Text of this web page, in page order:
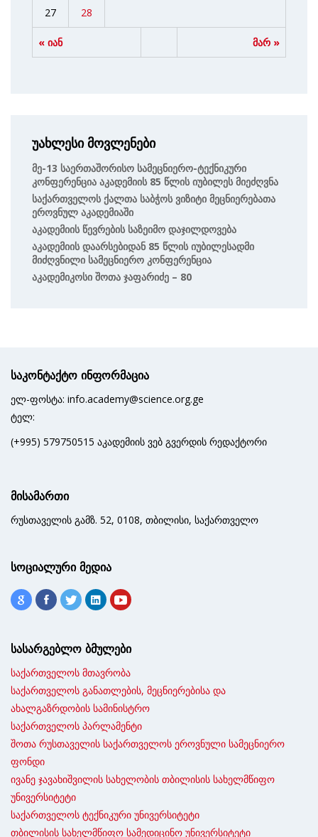
« იან მარ »
27 28
უახლესი მოვლენები
Მე-13 Საერთაშორისო Სამეცნიერო-Ტექნიკური
Კონფერენცია Აკადემიის 85 Წლის Იუბილეს Მიეძღვნა
Საქართველოს Ქალთა Საბჭოს Ვიზიტი Მეცნიერებათა
Ეროვნულ Აკადემიაში
Აკადემიის Წევრების Საზეიმო Დაჯილდოვება
Აკადემიის Დაარსებიდან 85 Წლის Იუბილესადმი
Მიძღვნილი Სამეცნიერო Კონფერენცია
Აკადემიკოსი Შოთა Ჯაფარიძე – 80
საკონტაქტო ინფორმაცია
ელ-ფოსტა: info.academy@science.org.ge
ტელ:
(+995) 579750515 აკადემიის ვებ გვერდის რედაქტორი
მისამართი
რუსთაველის გამზ. 52, 0108, თბილისი, საქართველო
სოციალური მედია
სასარგებლო ბმულები
საქართველოს მთავრობა
საქართველოს განათლების, მეცნიერებისა და
ახალგაზრდობის სამინისტრო
საქართველოს პარლამენტი
შოთა რუსთაველის საქართველოს ეროვნული სამეცნიერო
ფონდი
ივანე ჯავახიშვილის სახელობის თბილისის სახელმწიფო
უნივერსიტეტი
საქართველოს ტექნიკური უნივერსიტეტი
თბილისის სახელმწიფო სამედიცინო უნივერსიტეტი